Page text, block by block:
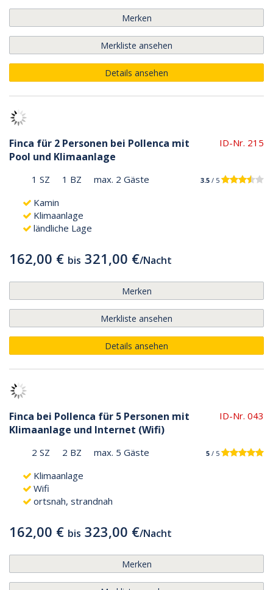
Merken
Merkliste ansehen
Details ansehen
Finca für 2 Personen bei Pollenca mit
Pool und Klimaanlage
ID-Nr. 215
1 SZ 1 BZ max. 2 Gäste 3.5 / 5
Kamin
Klimaanlage
ländliche Lage
162,00 € bis 321,00 €/Nacht
Merken
Merkliste ansehen
Details ansehen
Finca bei Pollenca für 5 Personen mit
Klimaanlage und Internet (Wifi)
ID-Nr. 043
2 SZ 2 BZ max. 5 Gäste 5 / 5
Klimaanlage
Wifi
ortsnah, strandnah
162,00 € bis 323,00 €/Nacht
Merken